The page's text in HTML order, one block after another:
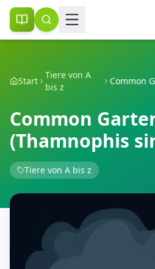
Start
Tiere von A
bis z
Common
(Thamnophis
Tiere von A bis z